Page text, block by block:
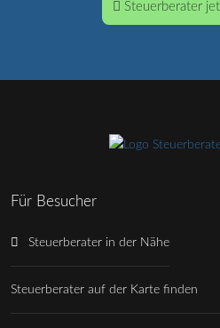
Steuerberater
Für Besucher
Steuerberater in der Nähe
Steuerberater auf der Karte finden